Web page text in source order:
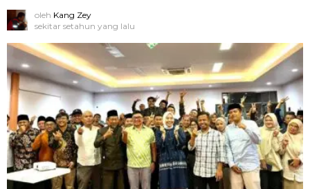
oleh Kang Zey
sekitar setahun yang lalu